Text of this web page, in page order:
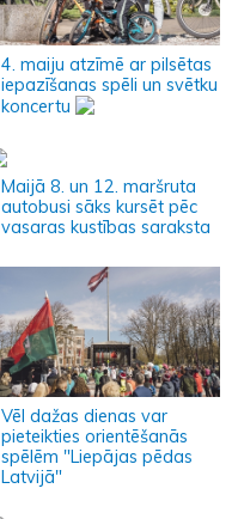
4. maiju atzīmē ar pilsētas
iepazīšanas spēli un svētku
koncertu
Maijā 8. un 12. maršruta
autobusi sāks kursēt pēc
vasaras kustības saraksta
Vēl dažas dienas var
pieteikties orientēšanās
spēlēm "Liepājas pēdas
Latvijā"